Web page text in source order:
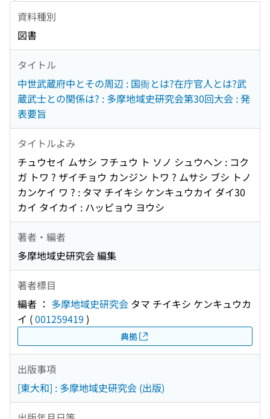
資料種別
図書
タイトル
中世武蔵府中とその周辺 : 国衙とは?在庁官人とは?武
蔵武士との関係は? : 多摩地域史研究会第30回大会 : 発
表要旨
タイトルよみ
チュウセイ ムサシ フチュウ ト ソノ シュウヘン : コク
ガ トワ ? ザイチョウ カンジン トワ ? ムサシ ブシ トノ
カンケイ ワ ? : タマ チイキシ ケンキュウカイ ダイ30
カイ タイカイ : ハッピョウ ヨウシ
著者・編者
多摩地域史研究会 編集
著者標目
編者 ： 多摩地域史研究会 タマ チイキシ ケンキュウカ
イ (001259419 )
典拠
出版事項
[東大和] : 多摩地域史研究会 (出版)